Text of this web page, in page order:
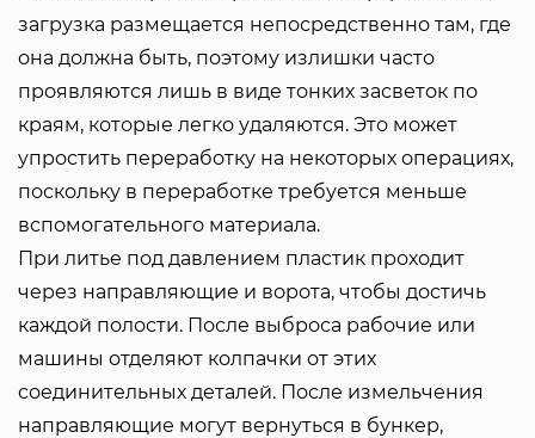
загрузка размещается непосредственно там, где
она должна быть, поэтому излишки часто
проявляются лишь в виде тонких засветок по
краям, которые легко удаляются. Это может
упростить переработку на некоторых операциях,
поскольку в переработке требуется меньше
вспомогательного материала.
При литье под давлением пластик проходит
через направляющие и ворота, чтобы достичь
каждой полости. После выброса рабочие или
машины отделяют колпачки от этих
соединительных деталей. После измельчения
направляющие могут вернуться в бункер,